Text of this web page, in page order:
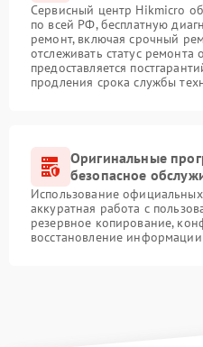
Сервисный центр Hikmicro
по всей РФ, бесплатную
ремонт, включая срочный
отслеживать статус ремонта
предоставляется
продления срока службы
Оригинальные
безопасное
Использование
аккуратная работа с
резервное копирование,
восстановление